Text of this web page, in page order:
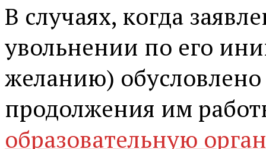
В случаях, когда
увольнении по его
желанию)
продолжения им
образовательную